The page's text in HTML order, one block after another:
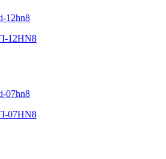
12HN8
07HN8